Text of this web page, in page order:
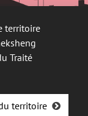
territoire
Traité
territoire